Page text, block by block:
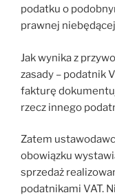
podatku o
prawnej
Jak wynika z
zasady – podatnik
fakturę
rzecz innego
Zatem
obowiązku
sprzedaż
podatnikami VAT.